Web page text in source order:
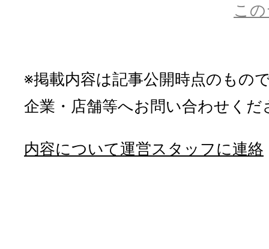
こ
※掲載内容は記事公開時点のもの
企業・店舗等へお問い合わせくだ
内容について運営スタッフに連絡